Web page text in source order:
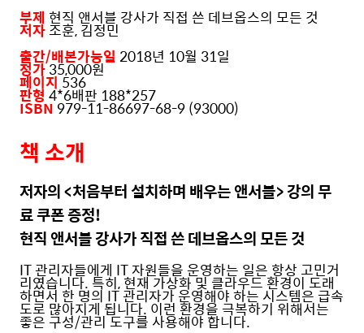
부제 현직 앤서블 강사가 직접 쓴 데브옵스의 모든 것
저자조훈, 김정민
출간/배본가능일2018년 10월 31일
정가35,000원
페이지536
판형 4*6배판 188*257
ISBN 979-11-86697-68-9 (93000)
책 소개
저자의 <처음부터 설치하며 배우는 앤서블> 강의 무
료 쿠폰 증정!
현직 앤서블 강사가 직접 쓴 데브옵스의 모든 것
IT 관리자들에게 IT 자원들을 운영하는 일은 항상 고민거
리였습니다. 특히, 현재 가상화 및 클라우드 환경이 도래
하면서 한 명의 IT 관리자가 운영해야 하는 시스템은 급속
도로 많아지게 됩니다. 이런 환경을 극복하기 위해서는
좋은 구성/관리 도구를 사용해야 합니다.